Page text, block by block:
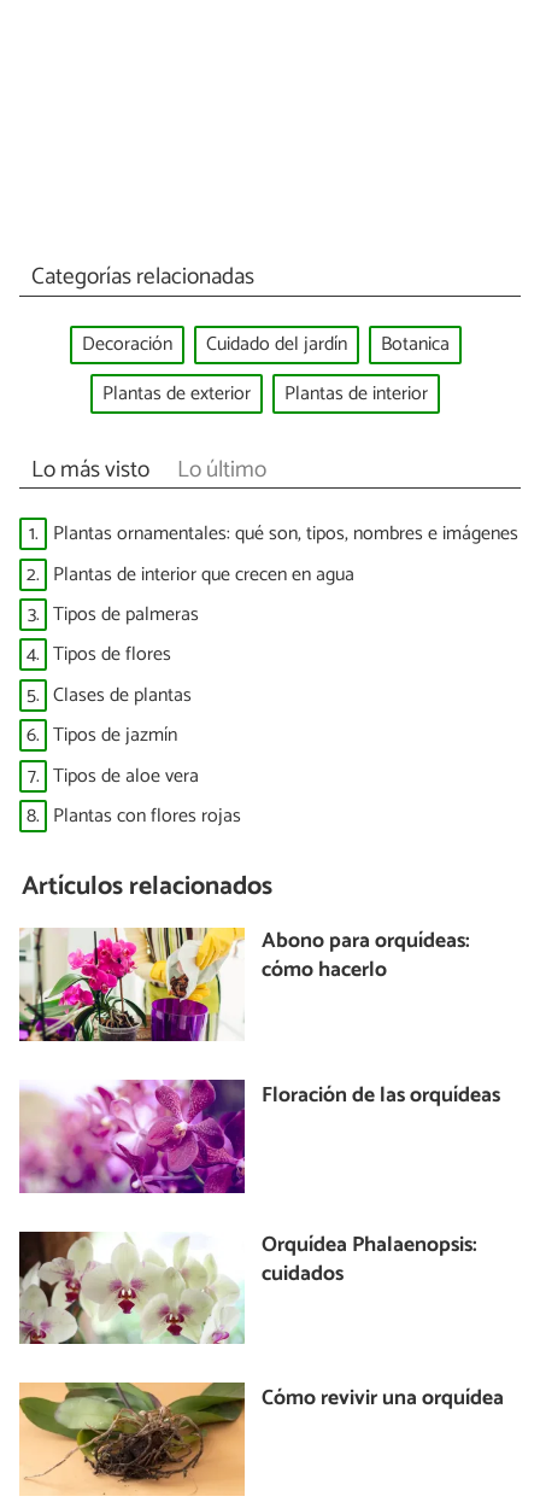
Categorías relacionadas
Decoración Cuidado del jardín
Botanica
Plantas de exterior
Plantas de interior
Lo más visto Lo último
1. Plantas ornamentales: qué son, tipos, nombres e imágenes
2. Plantas de interior que crecen en agua
3. Tipos de palmeras
4. Tipos de flores
5. Clases de plantas
6. Tipos de jazmín
7. Tipos de aloe vera
8. Plantas con flores rojas
Artículos relacionados
Abono para orquídeas:
cómo hacerlo
Floración de las orquídeas
Orquídea Phalaenopsis:
cuidados
Cómo revivir una orquídea